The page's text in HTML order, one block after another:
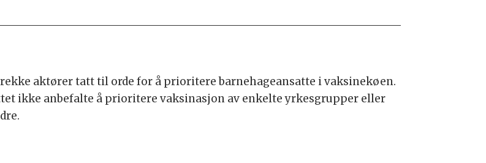
aktører tatt til orde for å prioritere barnehageansatte i vaksinekøen.
ikke anbefalte å prioritere vaksinasjon av enkelte yrkesgrupper eller